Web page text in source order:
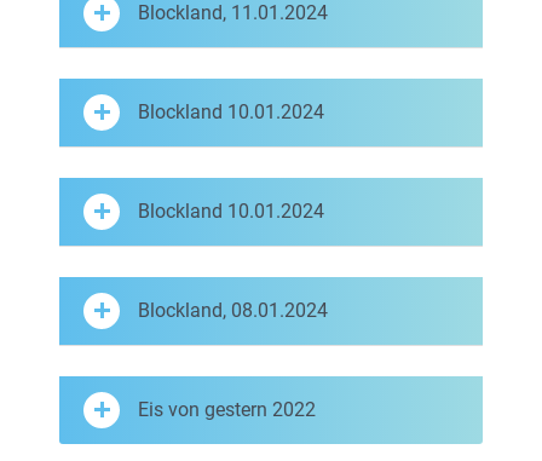
Blockland, 11.01.2024
Blockland 10.01.2024
Blockland 10.01.2024
Blockland, 08.01.2024
Eis von gestern 2022